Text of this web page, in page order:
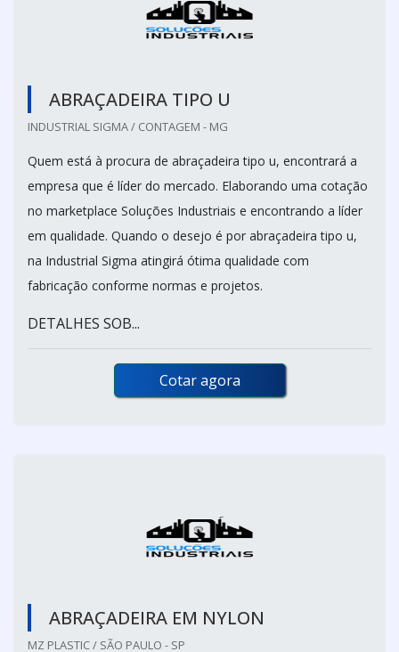
ABRAÇADEIRA TIPO U
INDUSTRIAL SIGMA / CONTAGEM - MG
Quem está à procura de abraçadeira tipo u, encontrará a
empresa que é líder do mercado. Elaborando uma cotação
no marketplace Soluções Industriais e encontrando a líder
em qualidade. Quando o desejo é por abraçadeira tipo u,
na Industrial Sigma atingirá ótima qualidade com
fabricação conforme normas e projetos.
DETALHES SOB...
Cotar agora
ABRAÇADEIRA EM NYLON
MZ PLASTIC / SÃO PAULO - SP